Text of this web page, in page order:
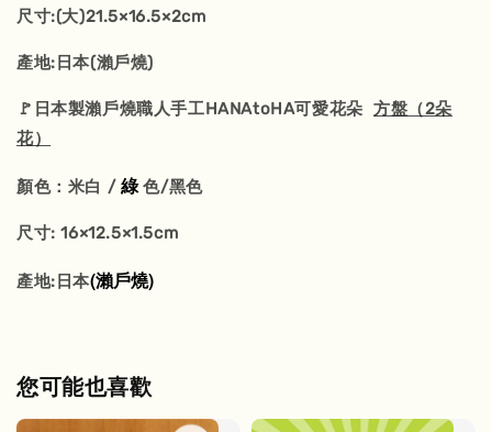
尺寸:(大)21.5×16.5×2cm
產地:日本(瀨戶燒)
🚩日本製瀨戶燒職人手工HANAtoHA可愛花朵 方盤（2朵
花）
顏色：米白 / 綠色/黑色
尺寸: 16×12.5×1.5cm
產地:日本(瀨戶燒)
您可能也喜歡